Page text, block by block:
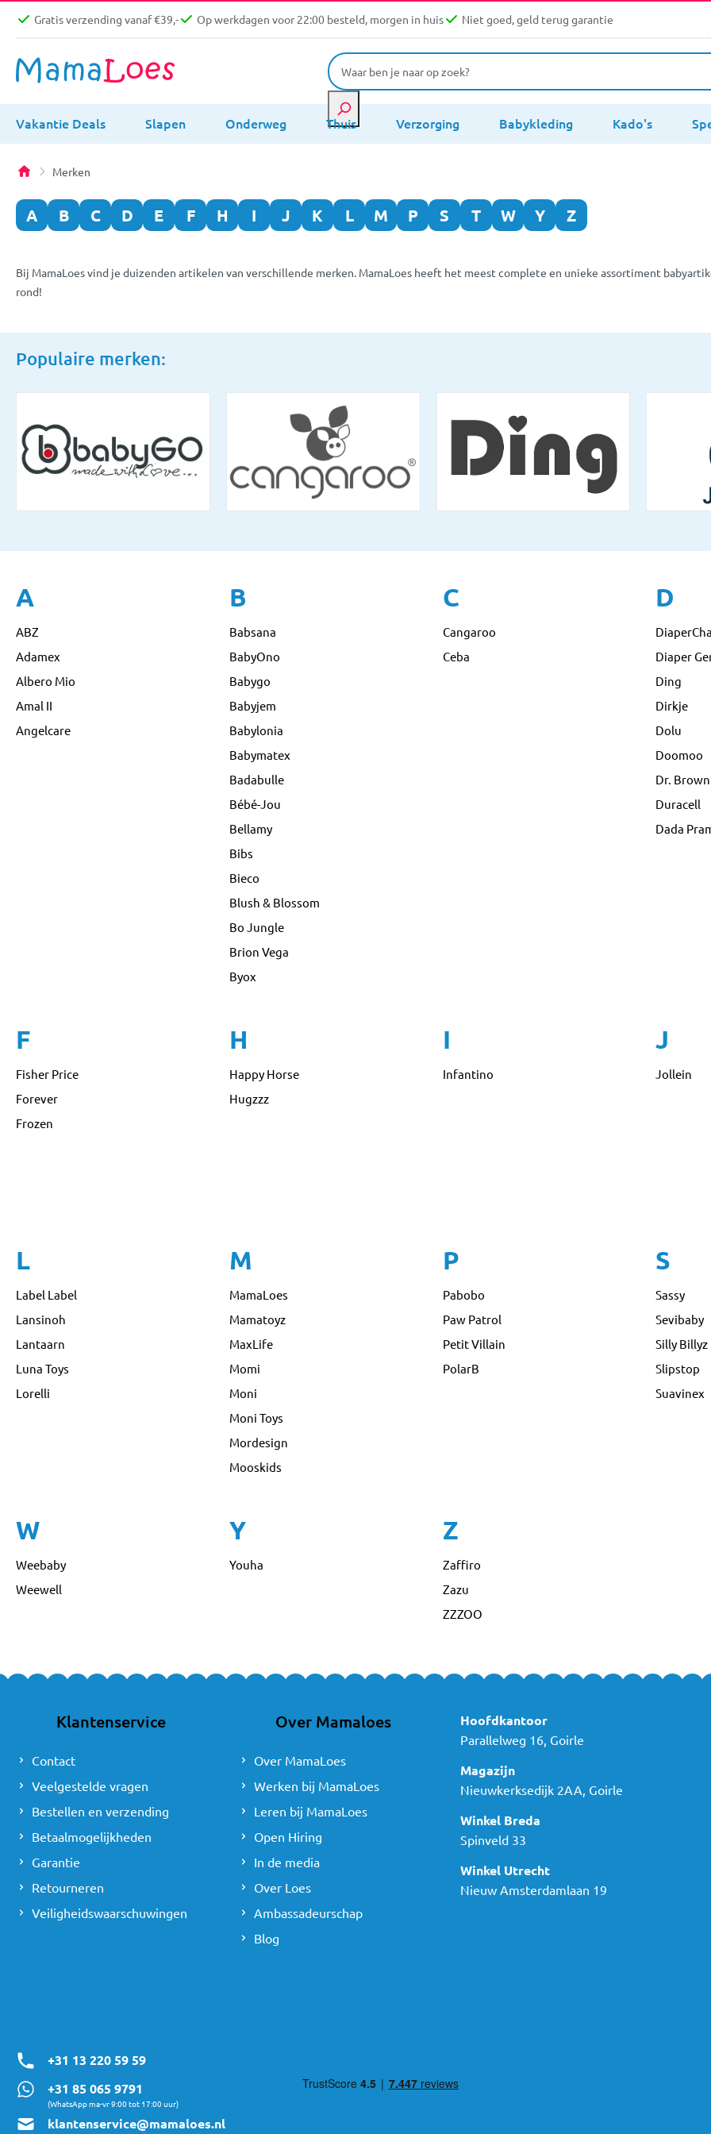
Gratis verzending vanaf €39,- Op werkdagen voor 22:00 besteld, morgen in huis Niet goed, geld terug garantie
Vakantie Deals Slapen Onderweg Thuis Verzorging Babykleding Kado's
Merken
A B C D E F H I J K L M P S T W Y Z
Bij MamaLoes vind je duizenden artikelen van verschillende merken. MamaLoes heeft het meest complete en unieke assortiment
rond!
Populaire merken:
A
ABZ
Adamex
Albero Mio
Amal II
Angelcare
B
Babsana
BabyOno
Babygo
Babyjem
Babylonia
Babymatex
Badabulle
Bébé-Jou
Bellamy
Bibs
Bieco
Blush & Blossom
Bo Jungle
Brion Vega
Byox
C
Cangaroo
Ceba
D
Diaper
Ding
Dirkje
Dolu
Doomoo
Dr.
Duracell
Dada
F
Fisher Price
Forever
Frozen
H
Happy Horse
Hugzzz
I
Infantino
J
Jollein
L
Label Label
Lansinoh
Lantaarn
Luna Toys
Lorelli
M
MamaLoes
Mamatoyz
MaxLife
Momi
Moni
Moni Toys
Mordesign
Mooskids
P
Pabobo
Paw Patrol
Petit Villain
PolarB
S
Sassy
Sevibaby
Silly Billyz
Slipstop
Suavinex
W
Weebaby
Weewell
Y
Youha
Z
Zaffiro
Zazu
ZZZOO
Klantenservice
Contact
Veelgestelde vragen
Bestellen en verzending
Betaalmogelijkheden
Garantie
Retourneren
Veiligheidswaarschuwingen
Over Mamaloes
Over MamaLoes
Werken bij MamaLoes
Leren bij MamaLoes
Open Hiring
In de media
Over Loes
Ambassadeurschap
Blog
Hoofdkantoor
Parallelweg 16, Goirle
Magazijn
Nieuwkerksedijk 2AA, Goirle
Winkel Breda
Spinveld 33
Winkel Utrecht
Nieuw Amsterdamlaan 19
+31 13 220 59 59
+31 85 065 9791
(WhatsApp ma-vr 9:00 tot 17:00 uur)
klantenservice@mamaloes.nl